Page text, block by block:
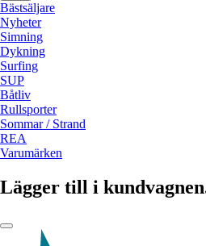
Bästsäljare
Nyheter
Simning
Dykning
Surfing
SUP
Båtliv
Rullsporter
Sommar / Strand
REA
Varumärken
Lägger till i